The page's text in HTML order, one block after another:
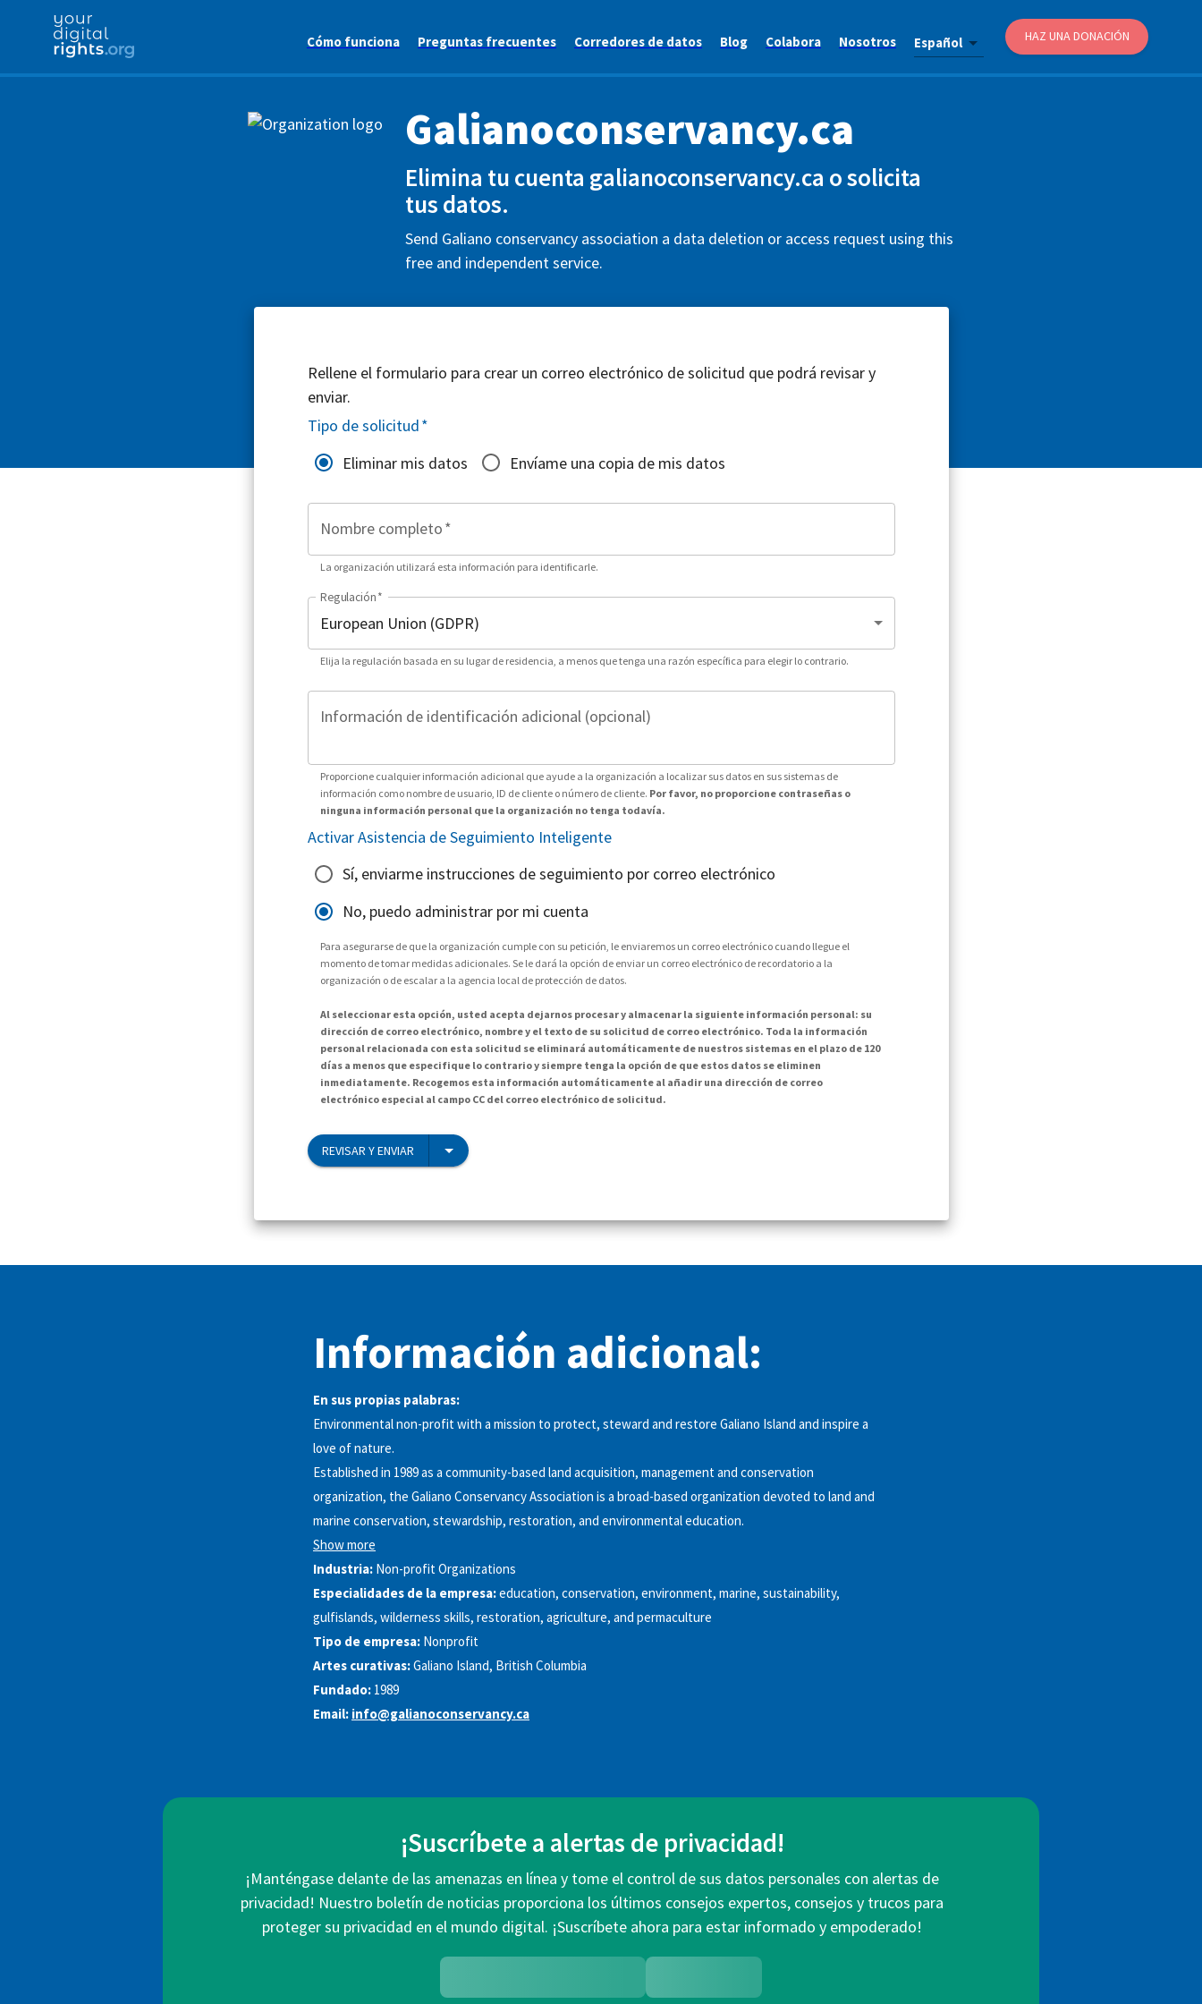
Cómo funciona Preguntas frecuentes Corredores de datos Blog Colabora Nosotros Español HAZ UNA DONACIÓN
Galianoconservancy.ca
Elimina tu cuenta galianoconservancy.ca o solicita
tus datos.
Send Galiano conservancy association a data deletion or access request using this
free and independent service.
Rellene el formulario para crear un correo electrónico de solicitud que podrá revisar y
enviar.
Tipo de solicitud*
Eliminar mis datos
Envíame una copia de mis datos
Nombre completo*
La organización utilizará esta información para identificarle.
Regulación*
Elija la regulación basada en su lugar de residencia, a menos que tenga una razón específica para elegir lo contrario.
Información de identificación adicional (opcional)
Proporcione cualquier información adicional que ayude a la organización a localizar sus datos en sus sistemas de
información como nombre de usuario, ID de cliente o número de cliente. Por favor, no proporcione contraseñas o
ninguna información personal que la organización no tenga todavía.
Activar Asistencia de Seguimiento Inteligente
Sí, enviarme instrucciones de seguimiento por correo electrónico
No, puedo administrar por mi cuenta
Para asegurarse de que la organización cumple con su petición, le enviaremos un correo electrónico cuando llegue el
momento de tomar medidas adicionales. Se le dará la opción de enviar un correo electrónico de recordatorio a la
organización o de escalar a la agencia local de protección de datos.
Al seleccionar esta opción, usted acepta dejarnos procesar y almacenar la siguiente información personal: su
dirección de correo electrónico, nombre y el texto de su solicitud de correo electrónico. Toda la información
personal relacionada con esta solicitud se eliminará automáticamente de nuestros sistemas en el plazo de 120
días a menos que especifique lo contrario y siempre tenga la opción de que estos datos se eliminen
inmediatamente. Recogemos esta información automáticamente al añadir una dirección de correo
electrónico especial al campo CC del correo electrónico de solicitud.
REVISAR Y ENVIAR
Información adicional:
En sus propias palabras:
Environmental non-profit with a mission to protect, steward and restore Galiano Island and inspire a
love of nature.
Established in 1989 as a community-based land acquisition, management and conservation
organization, the Galiano Conservancy Association is a broad-based organization devoted to land and
marine conservation, stewardship, restoration, and environmental education.
Show more
Industria: Non-profit Organizations
Especialidades de la empresa:education, conservation, environment, marine, sustainability,
gulfislands, wilderness skills, restoration, agriculture, and permaculture
Tipo de empresa: Nonprofit
Artes curativas:Galiano Island, British Columbia
Fundado: 1989
Email: info@galianoconservancy.ca
¡Suscríbete a alertas de privacidad!
¡Manténgase delante de las amenazas en línea y tome el control de sus datos personales con alertas de
privacidad! Nuestro boletín de noticias proporciona los últimos consejos expertos, consejos y trucos para
proteger su privacidad en el mundo digital. ¡Suscríbete ahora para estar informado y empoderado!